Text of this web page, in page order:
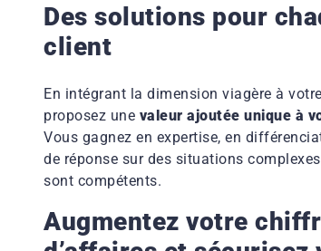
Des solutions pour
client
En intégrant la dimension viagère à
proposez une valeur ajoutée unique à
Vous gagnez en expertise, en
de réponse sur des situations
sont compétents.
Augmentez votre